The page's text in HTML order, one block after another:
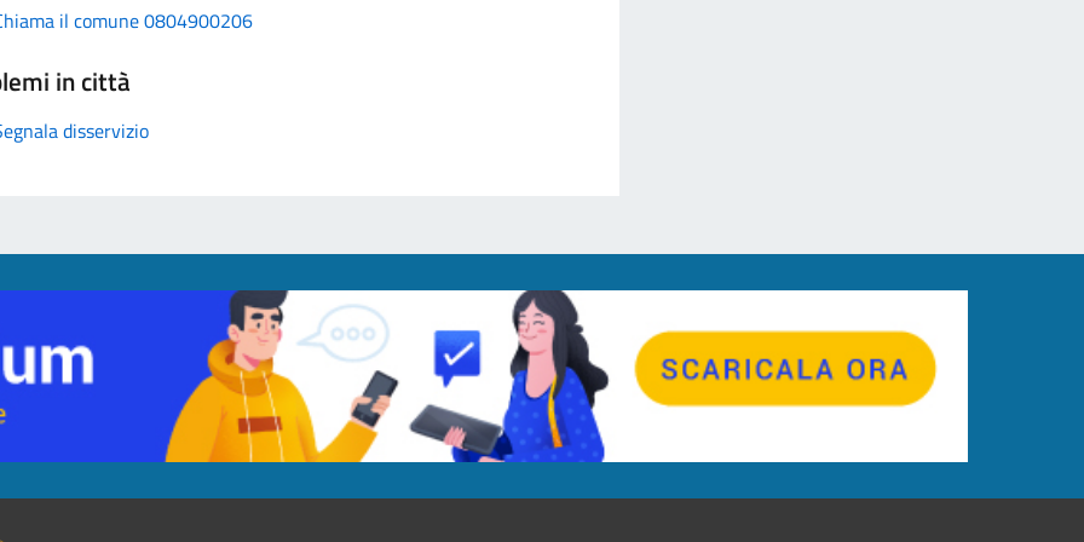
il comune 0804900206
in città
disservizio